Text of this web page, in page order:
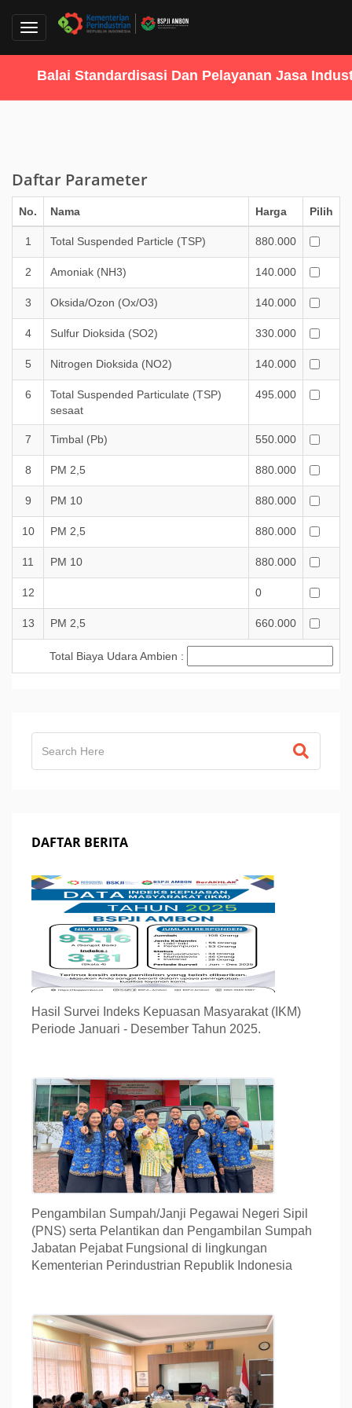
Toggle
Balai Standardisasi Dan Pelayanan Jasa Industri
Daftar Parameter
No. Nama Harga Pilih
1 Total Suspended Particle (TSP) 880.000
2 Amoniak (NH3) 140.000
3 Oksida/Ozon (Ox/O3) 140.000
4 Sulfur Dioksida (SO2) 330.000
5 Nitrogen Dioksida (NO2) 140.000
6
Total Suspended Particulate (TSP)
sesaat
495.000
7 Timbal (Pb) 550.000
8 PM 2,5 880.000
9 PM 10 880.000
10 PM 2,5 880.000
11 PM 10 880.000
12 0
13 PM 2,5 660.000
Total Biaya Udara Ambien :
DAFTAR BERITA
Hasil Survei Indeks Kepuasan Masyarakat (IKM)
Periode Januari - Desember Tahun 2025.
Pengambilan Sumpah/Janji Pegawai Negeri Sipil
(PNS) serta Pelantikan dan Pengambilan Sumpah
Jabatan Pejabat Fungsional di lingkungan
Kementerian Perindustrian Republik Indonesia